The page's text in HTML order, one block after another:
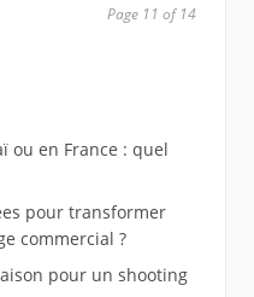
Page 11 of 14
ou en France : quel
pour transformer
commercial ?
pour un shooting